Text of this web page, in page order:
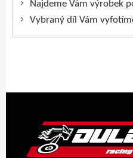
Najdeme Vám výrobek
Vybraný díl Vám